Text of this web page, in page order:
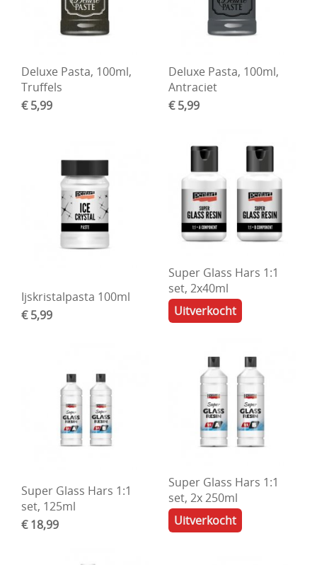
Deluxe Pasta, 100ml,
Truffels
€ 5,99
Deluxe Pasta, 100ml,
Antraciet
€ 5,99
Ijskristalpasta 100ml
€ 5,99
Super Glass Hars 1:1
set, 2x40ml
Uitverkocht
Super Glass Hars 1:1
set, 125ml
€ 18,99
Super Glass Hars 1:1
set, 2x 250ml
Uitverkocht